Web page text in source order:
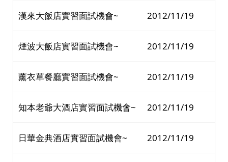
漢來大飯店實習面試機會~ 2012/11/19
煙波大飯店實習面試機會~ 2012/11/19
薰衣草餐廳實習面試機會~ 2012/11/19
知本老爺大酒店實習面試機會~ 2012/11/19
日華金典酒店實習面試機會~ 2012/11/19